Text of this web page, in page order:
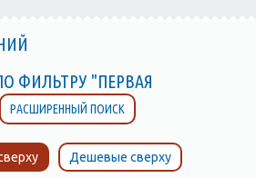
ФИЛЬТРУ "ПЕРВАЯ
РАСШИРЕННЫЙ ПОИСК
Дешевые сверху